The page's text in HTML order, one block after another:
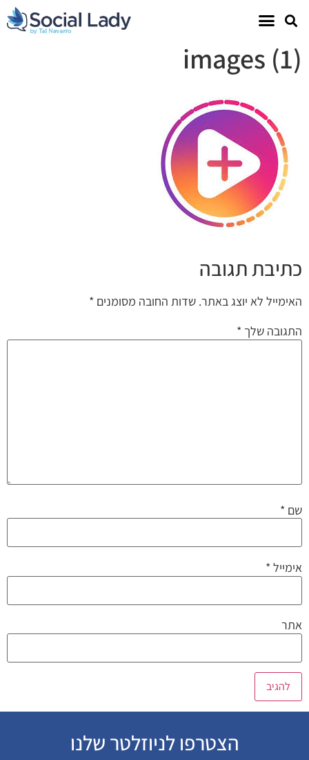
images (1)
כתיבת תגובה
האימייל לא יוצג באתר. שדות החובה מסומנים *
התגובה שלך *
שם *
אימייל*
אתר
הצטרפו לניוזלטר שלנו